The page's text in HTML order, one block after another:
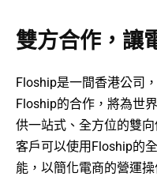
雙方合作，讓
Floship是一間香港公司
Floship的合作，將為世
供一站式、全方位的雙
客戶可以使用Floship的
能，以簡化電商的營運